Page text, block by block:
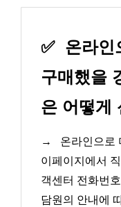
✅ 온라인
구매했을
은 어떻게
→
온라인으로
이페이지에서
객센터 전화번
담원의 안내에